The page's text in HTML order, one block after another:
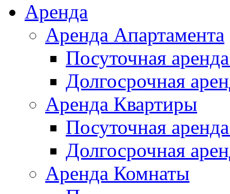
Аренда
Аренда Апартамента
Посуточная
Долгосрочная
Аренда Квартиры
Посуточная
Долгосрочная
Аренда Комнаты